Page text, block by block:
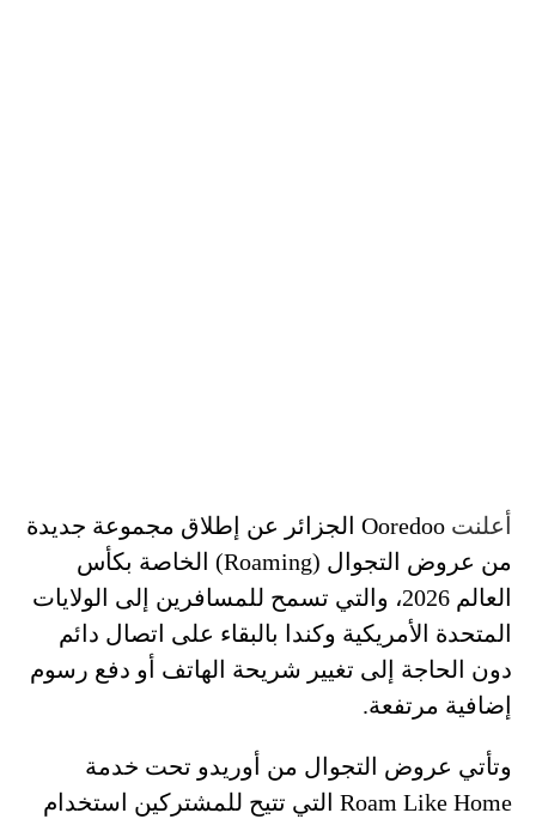
أعلنت
Ooredoo الجزائر عن إطلاق مجموعة جديدة
من عروض التجوال (Roaming) الخاصة بكأس
العالم 2026، والتي تسمح للمسافرين إلى الولايات
المتحدة الأمريكية وكندا بالبقاء على اتصال دائم
دون الحاجة إلى تغيير شريحة الهاتف أو دفع رسوم
إضافية مرتفعة.
وتأتي عروض التجوال من أوريدو تحت خدمة
Roam Like Home التي تتيح للمشتركين استخدام